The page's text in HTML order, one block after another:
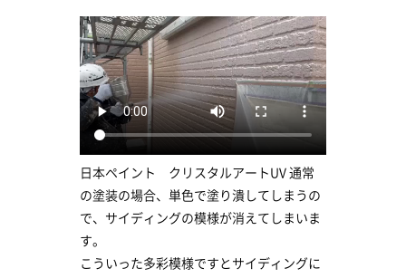
日本ペイント クリスタルアートUV 通常
の塗装の場合、単色で塗り潰してしまうの
で、サイディングの模様が消えてしまいま
す。
こういった多彩模様ですとサイディングに